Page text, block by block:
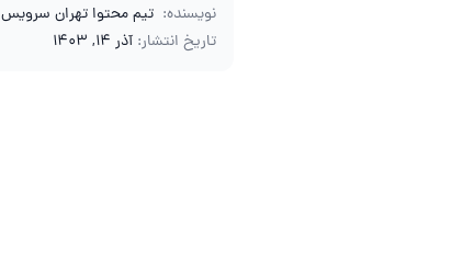
نویسنده: تیم محتوا تهران سرویس
تاریخ انتشار: آذر 14, 1403